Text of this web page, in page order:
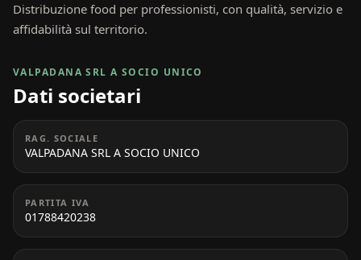
Distribuzione food per professionisti, con qualità, servizio e
affidabilità sul territorio.
VALPADANA SRL A SOCIO UNICO
Dati societari
RAG. SOCIALE
VALPADANA SRL A SOCIO UNICO
PARTITA IVA
01788420238